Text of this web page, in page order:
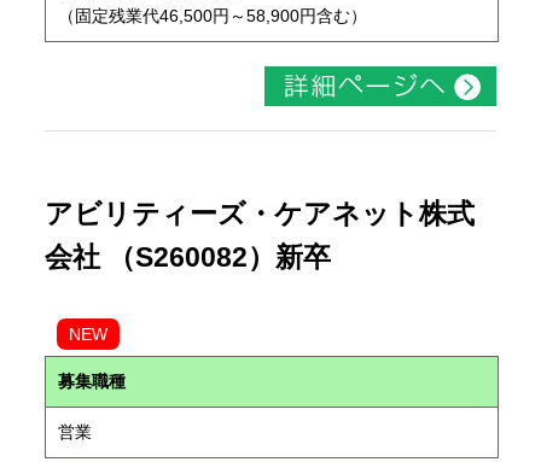
（固定残業代46,500円～58,900円含む）
アビリティーズ・ケアネット株式
会社 （S260082）新卒
NEW
募集職種
営業